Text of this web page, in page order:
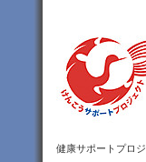
健康サポートプロ